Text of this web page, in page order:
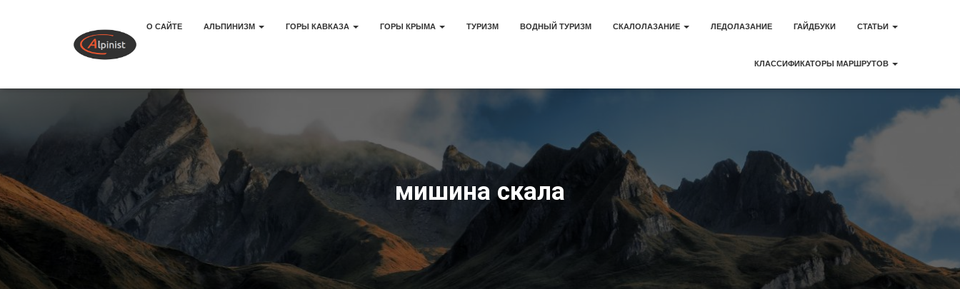
О САЙТЕ АЛЬПИНИЗМ ГОРЫ КАВКАЗА ГОРЫ КРЫМА ТУРИЗМ ВОДНЫЙ ТУРИЗМ СКАЛОЛАЗАНИЕ ЛЕДОЛАЗАНИЕ ГАЙДБУКИ СТАТЬИ
КЛАССИФИКАТОРЫ МАРШРУТОВ
мишина скала